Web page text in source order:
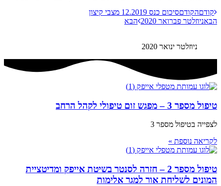
קודםהקודםסיכום כנס 12.2019 מצבי קיצון
הבאניוזלטר פברואר 2020 הבא
ניוזלטר ינואר 2020
טיפול מספר 3 – מפגש זום טיפולי לקהל הרחב
לצפייה בטיפול מספר 3
לקריאה נוספת »
טיפול מספר 2 – חזרה לסנטר בשיטת אייפק ומדיטציית
המונים לשליחת אור למגר אלימות